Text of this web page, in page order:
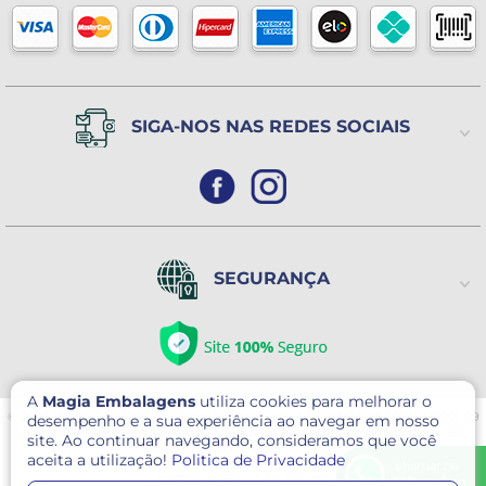
WhatsApp
A Magia Embalagens utiliza cookies para melhorar o
desempenho e a sua experiência ao navegar em nosso
site. Ao continuar navegando, consideramos que você
aceita a utilização! Politica de Privacidade
(Exceto Feriados)
SIGA-NOS NAS REDES SOCIAIS
SEGURANÇA
© 2026 Magia Embalagens - Todos direitos reservados. CNPJ: 05.400.184/0001-09
Avenida Serafim Gonçalves Pereira, 30 - Pq. Novo Mundo- São Paulo/SP CEP
02179-000
Este site é protegido por reCAPTCHA e o GooglePolítica de Privacidade
Termos de serviçose aplicam.